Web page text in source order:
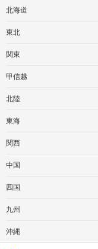
北海道
東北
関東
甲信越
北陸
東海
関西
中国
四国
九州
沖縄